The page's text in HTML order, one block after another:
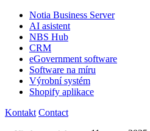
Notia Business Server
AI asistent
NBS Hub
CRM
eGovernment software
Software na míru
Výrobní systém
Shopify aplikace
Kontakt Contact